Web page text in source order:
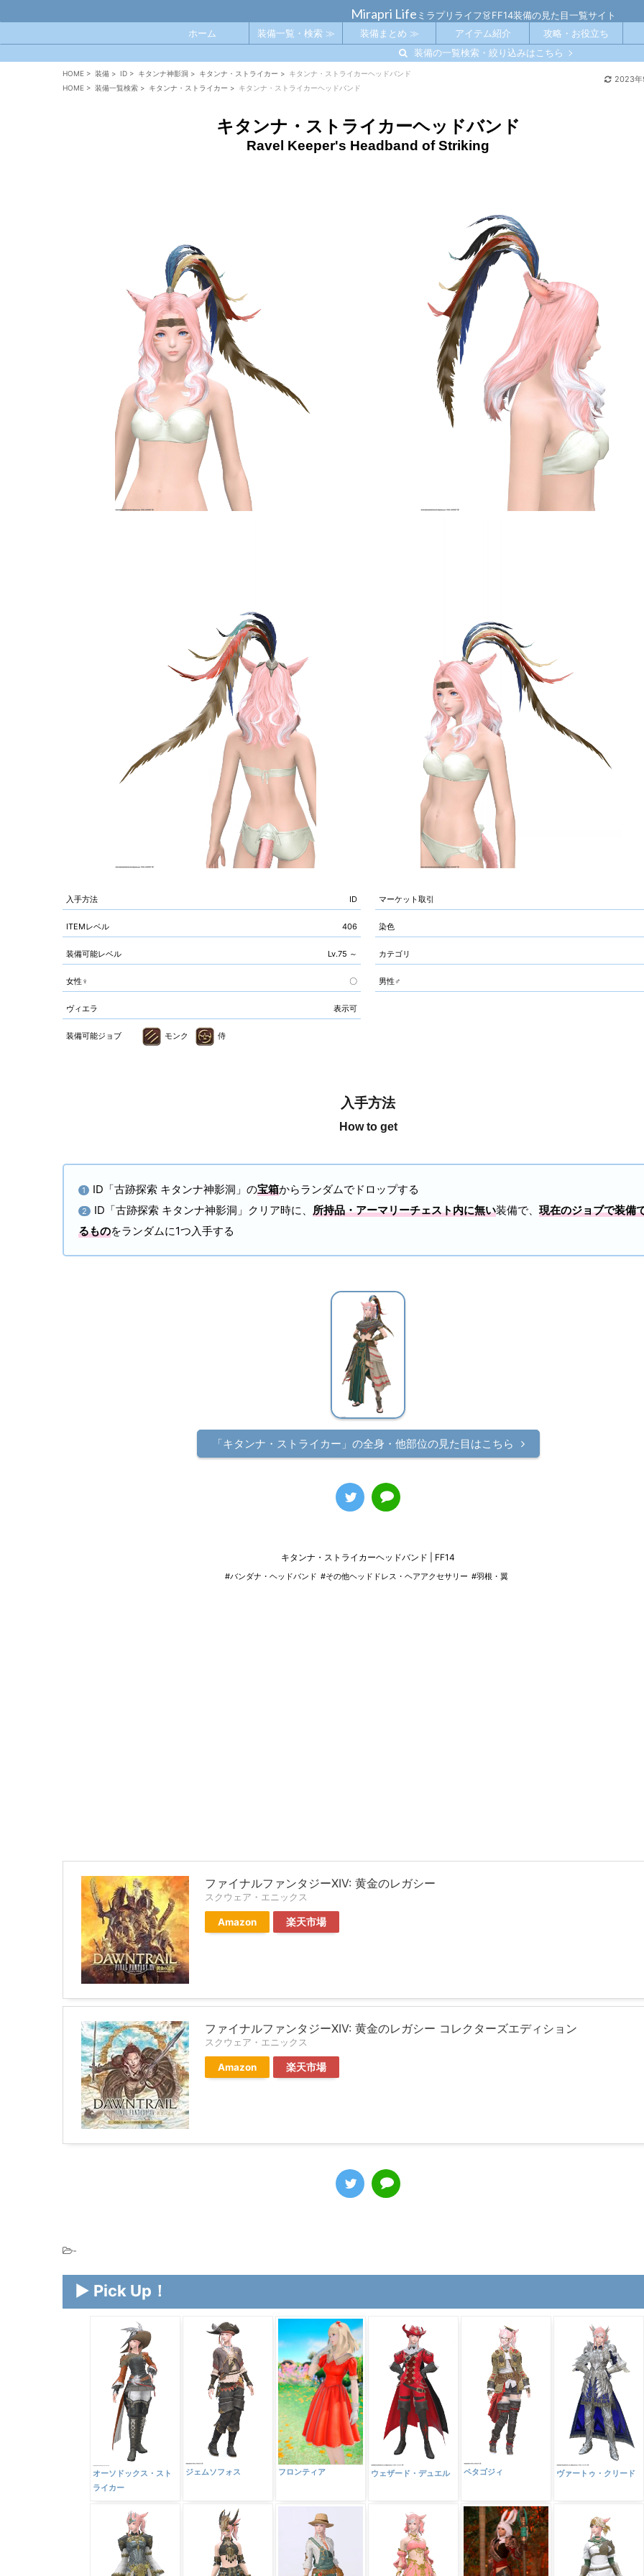
Mirapri Life ミラプリライフ👗FF14装備の見た目一覧サイト
装備の一覧検索・絞り込みはこちら
ホーム 装備一覧・検索 ≫ 装備まとめ ≫ アイテム紹介 攻略・お役立ち
HOME > 装備 > ID > キタンナ神影洞 > キタンナ・ストライカー > キタンナ・ストライカーヘッドバンド
HOME > 装備一覧検索 > キタンナ・ストライカー > キタンナ・ストライカーヘッドバンド
2023年
キタンナ・ストライカーヘッドバンド
Ravel Keeper's Headband of Striking
入手方法 ID マーケット取引
ITEMレベル 406 染色
装備可能レベル Lv.75 ～ カテゴリ
女性♀ 〇 男性♂
ヴィエラ 表示可
装備可能ジョブ モンク 侍
入手方法
How to get
1 ID「古跡探索 キタンナ神影洞」の宝箱からランダムでドロップする
2 ID「古跡探索 キタンナ神影洞」クリア時に、 所持品・アーマリーチェスト内に無い装備で、 現在のジョブで装備
るものをランダムに1つ入手する
「キタンナ・ストライカー」の全身・他部位の見た目はこちら
キタンナ・ストライカーヘッドバンド | FF14
#バンダナ・ヘッドバンド #その他ヘッドドレス・ヘアアクセサリー #羽根・翼
ファイナルファンタジーXIV: 黄金のレガシー
スクウェア・エニックス
Amazon 楽天市場
ファイナルファンタジーXIV: 黄金のレガシー コレクターズエディション
スクウェア・エニックス
Amazon 楽天市場
-
▶ Pick Up！
オーソドックス・スト
ライカー
ジェムソフォス フロンティア ウェザード・デュエル ペタゴジィ ヴァートゥ・クリード